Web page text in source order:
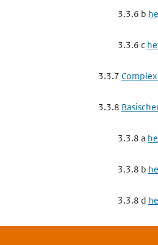
3.3.6 b
3.3.6 c
3.3.7
3.3.8
3.3.8 a
3.3.8 b
3.3.8 d